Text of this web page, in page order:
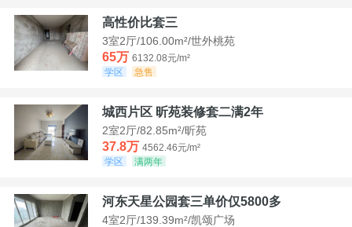
高性价比套三
3室2厅/106.00m²/世外桃苑
65万 6132.08元/m²
学区
急售
城西片区 昕苑装修套二满2年
2室2厅/82.85m²/昕苑
37.8万 4562.46元/m²
学区
满两年
河东天星公园套三单价仅5800多
4室2厅/139.39m²/凯颂广场